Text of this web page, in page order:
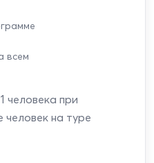
всем
человека при
человек на туре